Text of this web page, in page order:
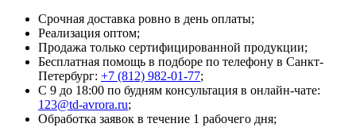
Срочная доставка ровно в день оплаты;
Реализация оптом;
Продажа только сертифицированной продукции;
Бесплатная помощь в подборе по телефону в Санкт-
Петербург: +7 (812) 982-01-77;
С 9 до 18:00 по будням консультация в онлайн-чате:
123@td-avrora.ru;
Обработка заявок в течение 1 рабочего дня;